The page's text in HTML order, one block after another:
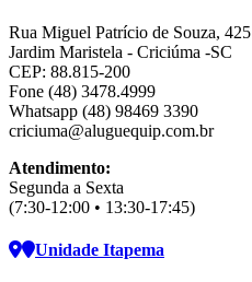
Rua Miguel Patrício de Souza, 425
Jardim Maristela - Criciúma -SC
CEP: 88.815-200
Fone (48) 3478.4999
Whatsapp (48) 98469 3390
criciuma@aluguequip.com.br
Atendimento:
Segunda a Sexta
(7:30-12:00 • 13:30-17:45)
Unidade Itapema